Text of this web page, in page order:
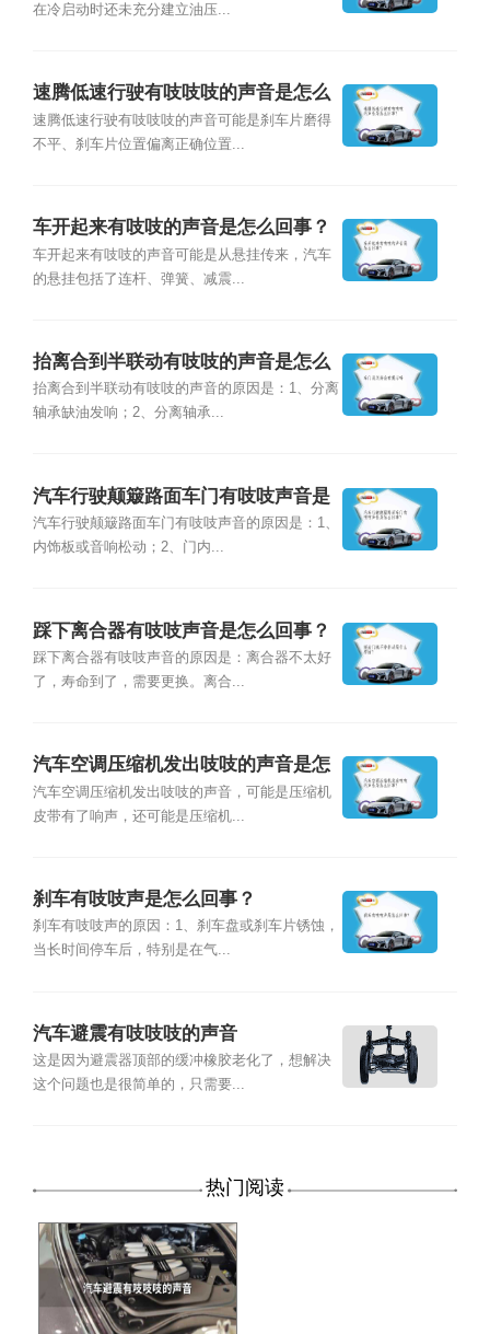
在冷启动时还未充分建立油压...
速腾低速行驶有吱吱吱的声音是怎么
回事？
速腾低速行驶有吱吱吱的声音可能是刹车片磨得
不平、刹车片位置偏离正确位置...
车开起来有吱吱的声音是怎么回事？
车开起来有吱吱的声音可能是从悬挂传来，汽车
的悬挂包括了连杆、弹簧、减震...
抬离合到半联动有吱吱的声音是怎么
回事？
抬离合到半联动有吱吱的声音的原因是：1、分离
轴承缺油发响；2、分离轴承...
汽车行驶颠簸路面车门有吱吱声音是
怎么回事？
汽车行驶颠簸路面车门有吱吱声音的原因是：1、
内饰板或音响松动；2、门内...
踩下离合器有吱吱声音是怎么回事？
踩下离合器有吱吱声音的原因是：离合器不太好
了，寿命到了，需要更换。离合...
汽车空调压缩机发出吱吱的声音是怎
么回事？
汽车空调压缩机发出吱吱的声音，可能是压缩机
皮带有了响声，还可能是压缩机...
刹车有吱吱声是怎么回事？
刹车有吱吱声的原因：1、刹车盘或刹车片锈蚀，
当长时间停车后，特别是在气...
汽车避震有吱吱吱的声音
这是因为避震器顶部的缓冲橡胶老化了，想解决
这个问题也是很简单的，只需要...
热门阅读